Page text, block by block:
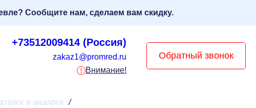
Сообщите нам, сделаем вам скидку.
+73512009414 (Россия)
zakaz1@promred.ru
Внимание!
Обратный звонок
и аналоги
/